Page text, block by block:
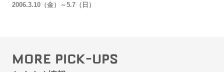
2006.3.10（金）～5.7（日）
MORE PICK-UPS